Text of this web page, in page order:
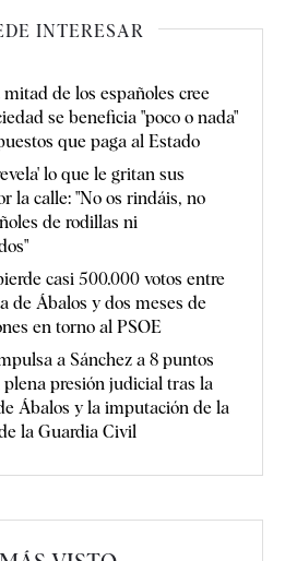
INTERESAR
de los españoles cree
se beneficia "poco o nada"
que paga al Estado
lo que le gritan sus
la calle: "No os rindáis, no
de rodillas ni
casi 500.000 votos entre
de Ábalos y dos meses de
en torno al PSOE
a Sánchez a 8 puntos
plena presión judicial tras la
Ábalos y la imputación de la
la Guardia Civil